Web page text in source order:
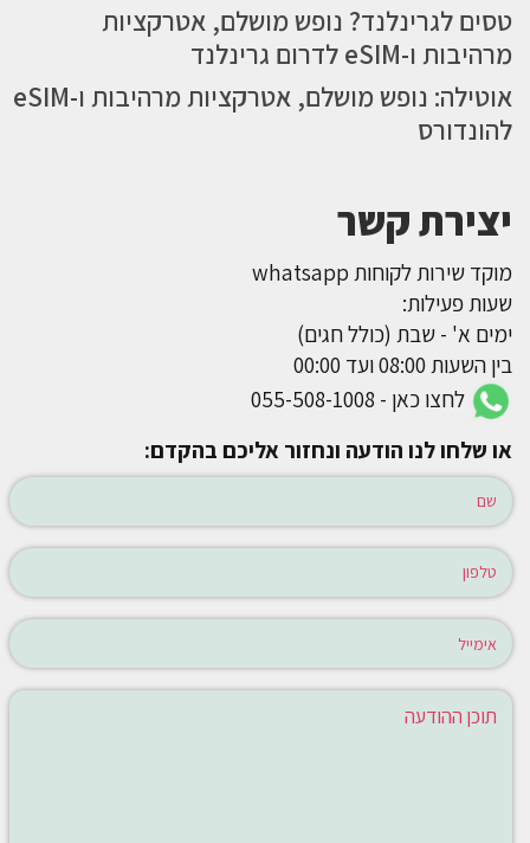
טסים לגרינלנד? נופש מושלם, אטרקציות
מרהיבות ו-eSIM לדרום גרינלנד
אוטילה: נופש מושלם, אטרקציות מרהיבות ו-eSIM
להונדורס
יצירת קשר
מוקד שירות לקוחות whatsapp
שעות פעילות:
ימים א' - שבת (כולל חגים)
בין השעות 08:00 ועד 00:00
לחצו כאן - 055-508-1008
או שלחו לנו הודעה ונחזור אליכם בהקדם: